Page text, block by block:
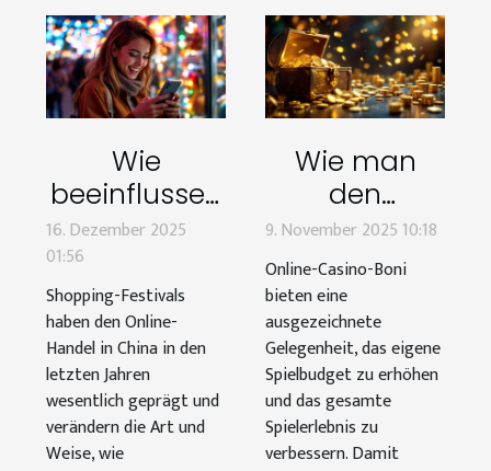
Wie
beeinflussen
Shopping-
Festivals den
Online-
Handel in
China?
16. Dezember 2025
01:56
Shopping-Festivals
haben den Online-
Handel in China in den
letzten Jahren
wesentlich geprägt und
verändern die Art und
Weise, wie
Wie man
den
maximalen
Wert aus
Online-
Casino-Boni
zieht?
9. November 2025 10:18
Online-Casino-Boni
bieten eine
ausgezeichnete
Gelegenheit, das eigene
Spielbudget zu erhöhen
und das gesamte
Spielerlebnis zu
verbessern. Damit